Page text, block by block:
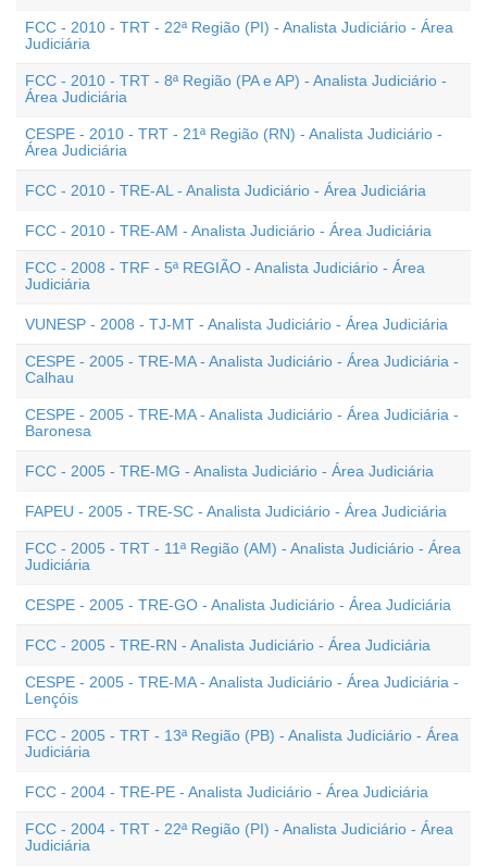
FCC - 2010 - TRT - 22ª Região (PI) - Analista Judiciário - Área
Judiciária
FCC - 2010 - TRT - 8ª Região (PA e AP) - Analista Judiciário -
Área Judiciária
CESPE - 2010 - TRT - 21ª Região (RN) - Analista Judiciário -
Área Judiciária
FCC - 2010 - TRE-AL - Analista Judiciário - Área Judiciária
FCC - 2010 - TRE-AM - Analista Judiciário - Área Judiciária
FCC - 2008 - TRF - 5ª REGIÃO - Analista Judiciário - Área
Judiciária
VUNESP - 2008 - TJ-MT - Analista Judiciário - Área Judiciária
CESPE - 2005 - TRE-MA - Analista Judiciário - Área Judiciária -
Calhau
CESPE - 2005 - TRE-MA - Analista Judiciário - Área Judiciária -
Baronesa
FCC - 2005 - TRE-MG - Analista Judiciário - Área Judiciária
FAPEU - 2005 - TRE-SC - Analista Judiciário - Área Judiciária
FCC - 2005 - TRT - 11ª Região (AM) - Analista Judiciário - Área
Judiciária
CESPE - 2005 - TRE-GO - Analista Judiciário - Área Judiciária
FCC - 2005 - TRE-RN - Analista Judiciário - Área Judiciária
CESPE - 2005 - TRE-MA - Analista Judiciário - Área Judiciária -
Lençóis
FCC - 2005 - TRT - 13ª Região (PB) - Analista Judiciário - Área
Judiciária
FCC - 2004 - TRE-PE - Analista Judiciário - Área Judiciária
FCC - 2004 - TRT - 22ª Região (PI) - Analista Judiciário - Área
Judiciária